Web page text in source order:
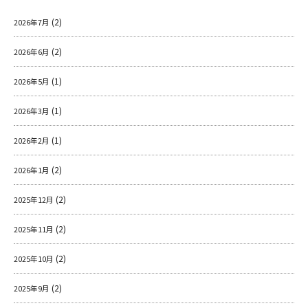
k
2026年7月 (2)
2026年6月 (2)
2026年5月 (1)
2026年3月 (1)
2026年2月 (1)
2026年1月 (2)
2025年12月 (2)
2025年11月 (2)
2025年10月 (2)
2025年9月 (2)